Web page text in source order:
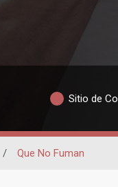
Sitio de
/ Que No Fuman